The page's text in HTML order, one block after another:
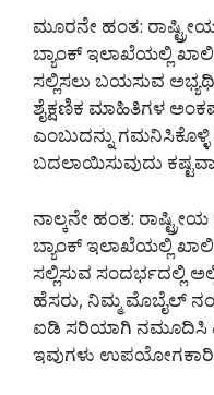
ಮೂರನೇ ಹಂತ: ರಾಷ್ಟ್ರೀಯ
ಬ್ಯಾಂಕ್ ಇಲಾಖೆಯಲ್ಲಿ
ಸಲ್ಲಿಸಲು ಬಯಸುವ
ಶೈಕ್ಷಣಿಕ ಮಾಹಿತಿಗಳ
ಎಂಬುದನ್ನು
ಬದಲಾಯಿಸುವುದು
ನಾಲ್ಕನೇ ಹಂತ:
ಬ್ಯಾಂಕ್ ಇಲಾಖೆಯಲ್ಲಿ
ಸಲ್ಲಿಸುವ ಸಂದರ್ಭದಲ್ಲಿ
ಹೆಸರು, ನಿಮ್ಮ ಮೊಬೈಲ್
ಐಡಿ ಸರಿಯಾಗಿ ನಮೂದಿಸಿ
ಇವುಗಳು